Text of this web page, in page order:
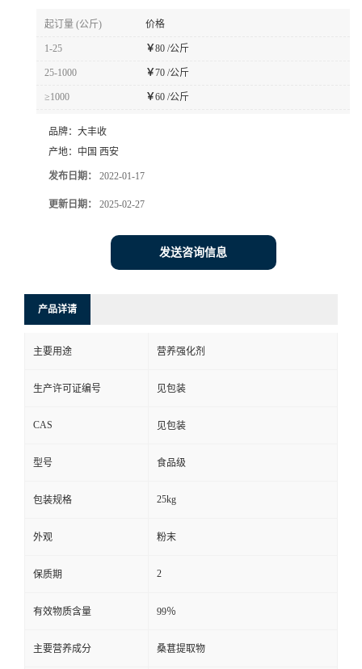
起订量 (公斤) 价格
1-25 ￥80 /公斤
25-1000 ￥70 /公斤
≥1000 ￥60 /公斤
品牌： 大丰收
产地： 中国 西安
发布日期： 2022-01-17
更新日期： 2025-02-27
发送咨询信息
产品详请
主要用途 营养强化剂
生产许可证编号 见包装
CAS 见包装
型号 食品级
包装规格 25kg
外观 粉末
保质期 2
有效物质含量 99％
主要营养成分 桑葚提取物